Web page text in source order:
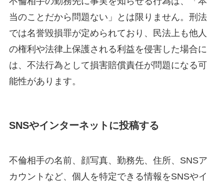
当のことだから問題ない」とは限りません。刑法
では名誉毀損罪が定められており、民法上も他人
の権利や法律上保護される利益を侵害した場合に
は、不法行為として損害賠償責任が問題になる可
能性があります。
SNSやインターネットに投稿する
不倫相手の名前、顔写真、勤務先、住所、SNSア
カウントなど、個人を特定できる情報をSNSやイ